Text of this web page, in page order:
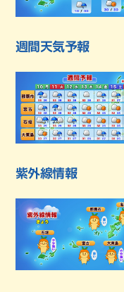
週間天気予報
紫外線情報